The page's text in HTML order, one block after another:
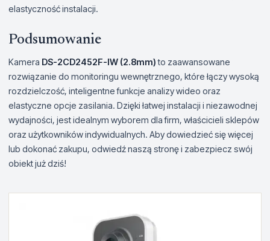
elastyczność instalacji.
Podsumowanie
Kamera DS-2CD2452F-IW (2.8mm)to zaawansowane
rozwiązanie do monitoringu wewnętrznego, które łączy wysoką
rozdzielczość, inteligentne funkcje analizy wideo oraz
elastyczne opcje zasilania. Dzięki łatwej instalacji i niezawodnej
wydajności, jest idealnym wyborem dla firm, właścicieli sklepów
oraz użytkowników indywidualnych. Aby dowiedzieć się więcej
lub dokonać zakupu, odwiedź naszą stronę i zabezpiecz swój
obiekt już dziś!